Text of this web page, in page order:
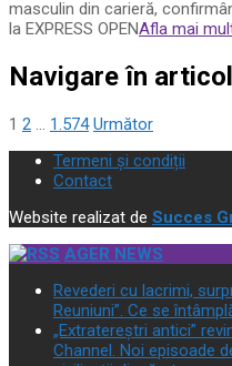
masculin din carieră,
la EXPRESS OPENAfla mai
Navigare în
1 2 … 1.574 Următor
Termeni și condiții
Contact
Website realizat de Succes
AGER NEWS
Revederi cu lacrimi,
Reuniuni”. Ce se
„Extratereștri antici”
Channel. Noi episoade